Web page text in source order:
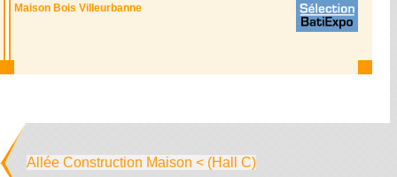
Maison Bois Villeurbanne
Allée Construction Maison < (Hall C)